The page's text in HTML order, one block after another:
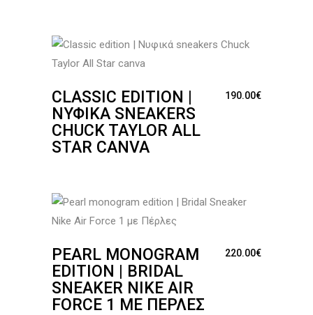
CLASSIC EDITION |
ΝΥΦΙΚΆ SNEAKERS
CHUCK TAYLOR ALL
STAR CANVA
190.00€
PEARL MONOGRAM
EDITION | BRIDAL
SNEAKER NIKE AIR
FORCE 1 ΜΕ ΠΈΡΛΕΣ
220.00€